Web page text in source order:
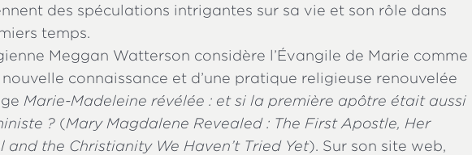
des spéculations intrigantes sur sa vie et son rôle dans
temps.
Meggan Watterson considère l’Évangile de Marie comme
nouvelle connaissance et d’une pratique religieuse renouvelée
Marie-Madeleine révélée : et si la première apôtre était aussi
? (Mary Magdalene Revealed : The First Apostle, Her
and the Christianity We Haven’t Tried Yet). Sur son site web,